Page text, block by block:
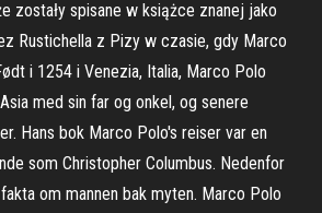
zostały spisane w książce znanej jako
Rustichella z Pizy w czasie, gdy Marco
i 1254 i Venezia, Italia, Marco Polo
med sin far og onkel, og senere
Hans bok Marco Polo's reiser var en
som Christopher Columbus. Nedenfor
om mannen bak myten. Marco Polo